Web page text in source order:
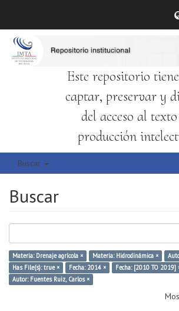
Este repositorio
captar, preservar y
del acceso al
producción
Buscar
Buscar
Materia: Drenaje agrícola × Materia: Hidrodinámica ×
Has File(s): true ×
Fecha: 2014 ×
Fecha: [2010 TO 2019]
Autor: Fuentes Ruiz, Carlos ×